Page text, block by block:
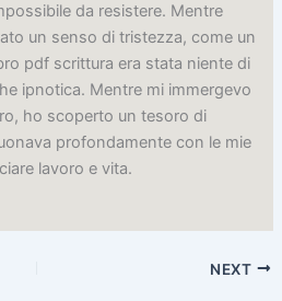
da resistere. Mentre
un senso di tristezza, come un
pdf scrittura era stata niente di
ipnotica. Mentre mi immergevo
ho scoperto un tesoro di
profondamente con le mie
lavoro e vita.
NEXT